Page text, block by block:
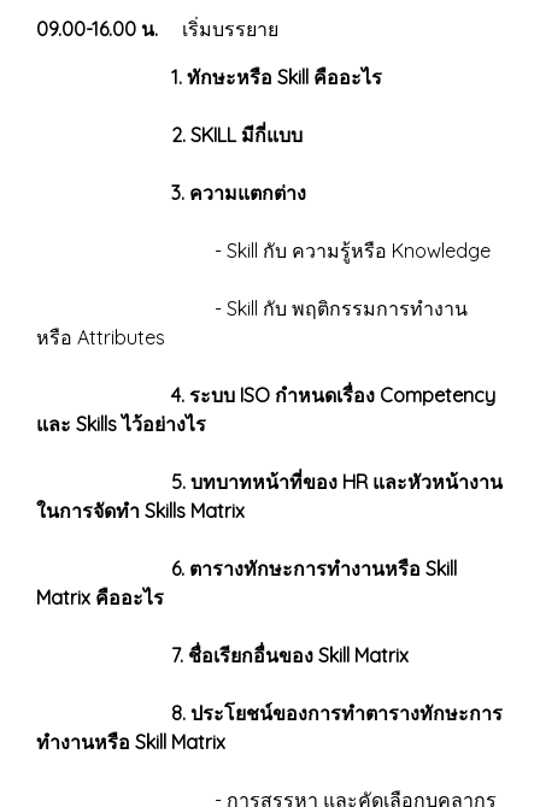
09.00-16.00 น. เริ่มบรรยาย
1. ทักษะหรือ Skill คืออะไร
2. SKILL มีกี่แบบ
3. ความแตกต่าง
- Skill กับ ความรู้หรือ Knowledge
- Skill กับ พฤติกรรมการทำงาน
หรือ Attributes
4. ระบบ ISO กำหนดเรื่อง Competency
และ Skills ไว้อย่างไร
5. บทบาทหน้าที่ของ HR และหัวหน้างาน
ในการจัดทำ Skills Matrix
6. ตารางทักษะการทำงานหรือ Skill
Matrix คืออะไร
7. ชื่อเรียกอื่นของ Skill Matrix
8. ประโยชน์ของการทำตารางทักษะการ
ทำงานหรือ Skill Matrix
- การสรรหา และคัดเลือกบุคลากร